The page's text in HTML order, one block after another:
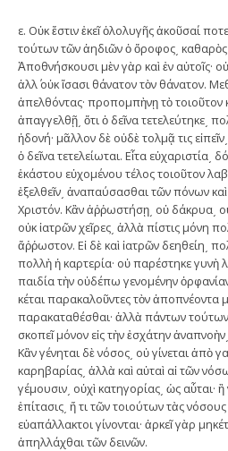
ε. Οὐκ ἔστιν ἐκεῖ ὀλολυγῆς ἀκοῦσαί
τούτων τῶν ἀηδιῶν ὁ ὄροφος͵ καθαρὸς
Ἀποθνήσκουσι μὲν γὰρ καὶ ἐν αὐτοῖς·
ἀλλ΄ οὐκ ἴσασι θάνατον τὸν θάνατον.
ἀπελθόντας· προπομπὴνῃ τὸ τοιοῦτον
ἀπαγγελθῇ͵ ὅτι ὁ δεῖνα τετελεύτηκε͵
ἡδονή· μᾶλλον δὲ οὐδὲ τολμᾷ τις εἰπεῖν͵
ὁ δεῖνα τετελείωται. Εἶτα εὐχαριστία͵
ἑκάστου εὐχομένου τέλος τοιοῦτον
ἐξελθεῖν͵ ἀναπαύσασθαι τῶν πόνων
Χριστόν. Κἂν ἀῤῥωστήσῃ͵ οὐ δάκρυα͵ οὐ
οὐκ ἰατρῶν χεῖρες͵ ἀλλὰ πίστις μόνη
ἄῤῥωστον. Εἰ δὲ καὶ ἰατρῶν δεηθείη͵
πολλὴ ἡ καρτερία· οὐ παρέστηκε γυνὴ
παιδία τὴν οὐδέπω γενομένην
κέται παρακαλοῦντες τὸν ἀποπνέοντα
παρακαταθέσθαι· ἀλλὰ πάντων
σκοπεῖ μόνον εἰς τὴν ἐσχάτην
Κἂν γένηται δὲ νόσος͵ οὐ γίνεται ἀπὸ
καρηβαρίας͵ ἀλλὰ καὶ αὐταὶ αἱ τῶν
γέμουσιν͵ οὐχὶ κατηγορίας͵ ὡς αὗται·
ἐπίτασις͵ ἤ τι τῶν τοιούτων τὰς νόσους
εὐαπάλλακτοι γίνονται· ἀρκεῖ γὰρ
ἀπηλλάχθαι τῶν δεινῶν.